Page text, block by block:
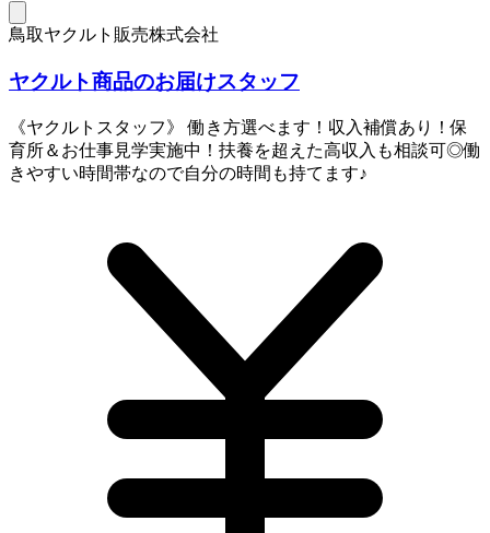
鳥取ヤクルト販売株式会社
ヤクルト商品のお届けスタッフ
《ヤクルトスタッフ》 働き方選べます！収入補償あり！保
育所＆お仕事見学実施中！扶養を超えた高収入も相談可◎働
きやすい時間帯なので自分の時間も持てます♪